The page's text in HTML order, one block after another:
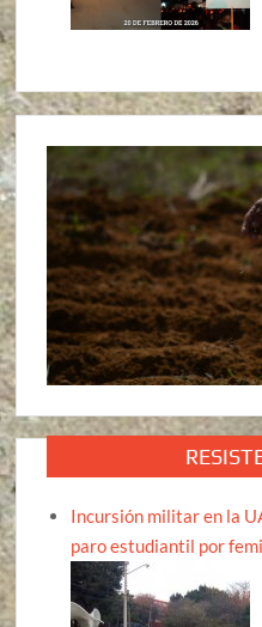
Incursión militar en la
paro estudiantil por